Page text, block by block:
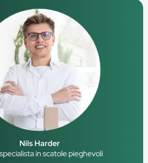
Nils Harder
in scatole pieghevoli